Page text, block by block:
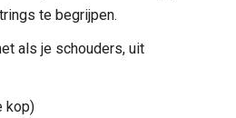
te begrijpen.
als je schouders, uit
kop)